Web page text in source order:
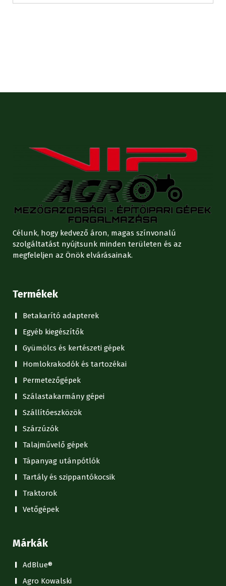
Célunk, hogy kedvező áron, magas színvonalú
szolgáltatást nyújtsunk minden területen és az
megfeleljen az Önök elvárásainak.
Termékek
Betakarító adapterek
Egyéb kiegészítők
Gyümölcs és kertészeti gépek
Homlokrakodók és tartozékai
Permetezőgépek
Szálastakarmány gépei
Szállítóeszközök
Szárzúzók
Talajművelő gépek
Tápanyag utánpótlók
Tartály és szippantókocsik
Traktorok
Vetőgépek
Márkák
AdBlue®
Agro Kowalski